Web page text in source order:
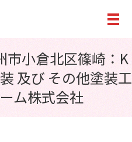
メ
市小倉北区篠崎：K
及び その他塗装工
ム株式会社